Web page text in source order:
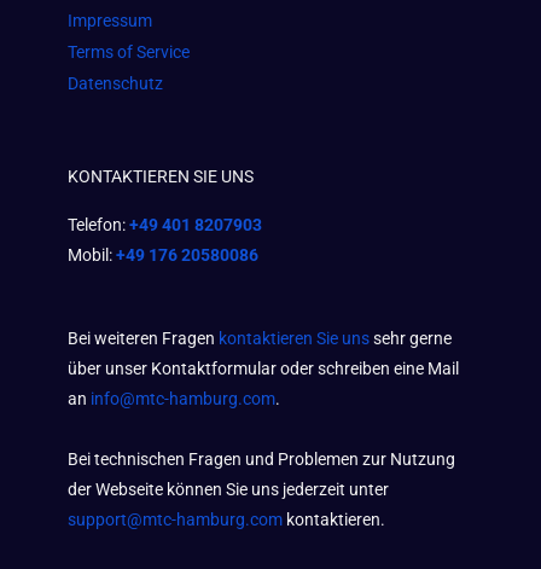
Impressum
Terms of Service
Datenschutz
KONTAKTIEREN SIE UNS
Telefon:+49 401 8207903
Mobil:+49 176 20580086
Bei weiteren Fragen kontaktieren Sie unssehr gerne
über unser Kontaktformular oder schreiben eine Mail
an info@mtc-hamburg.com.
Bei technischen Fragen und Problemen zur Nutzung
der Webseite können Sie uns jederzeit unter
support@mtc-hamburg.com kontaktieren.